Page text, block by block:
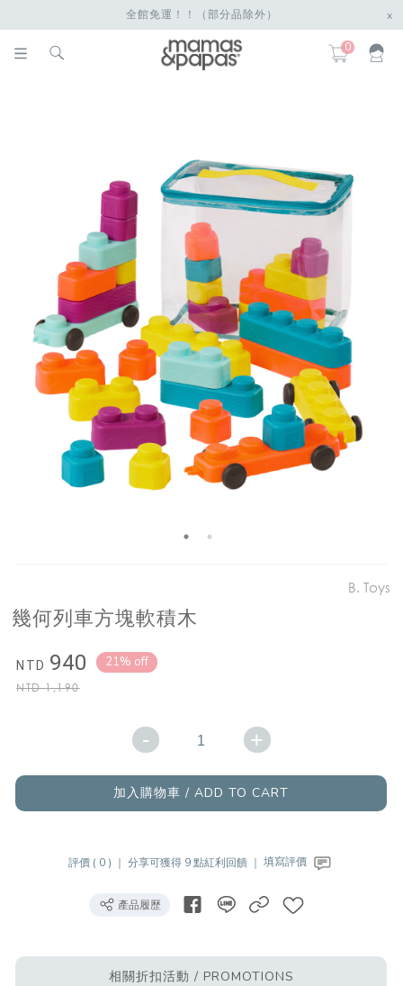
全館免運！！（部分品除外） x
0
B. Toys
幾何列車方塊軟積木
NTD 940
NTD1,190
21% off
- +
加入購物車 / ADD TO CART
評價 ( 0 ) ｜ 分享可獲得 9 點紅利回饋 ｜ 填寫評價
產品履歷
相關折扣活動 / PROMOTIONS